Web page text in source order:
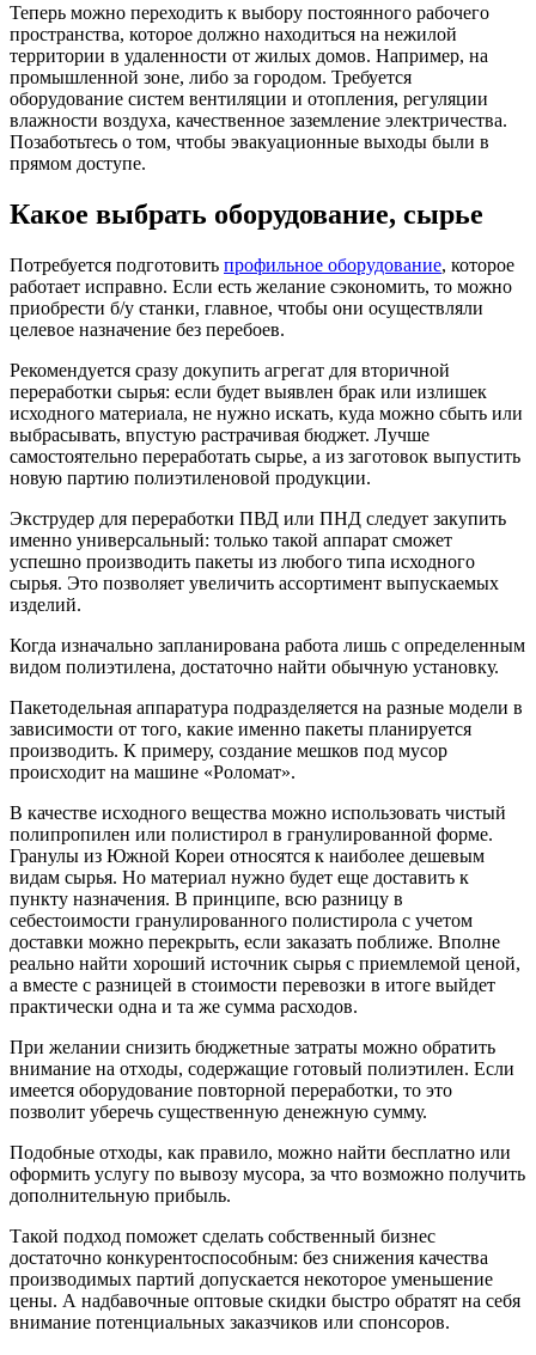
Теперь можно переходить к выбору постоянного рабочего
пространства, которое должно находиться на нежилой
территории в удаленности от жилых домов. Например, на
промышленной зоне, либо за городом. Требуется
оборудование систем вентиляции и отопления, регуляции
влажности воздуха, качественное заземление электричества.
Позаботьтесь о том, чтобы эвакуационные выходы были в
прямом доступе.
Какое выбрать оборудование, сырье
Потребуется подготовить профильное оборудование, которое
работает исправно. Если есть желание сэкономить, то можно
приобрести б/у станки, главное, чтобы они осуществляли
целевое назначение без перебоев.
Рекомендуется сразу докупить агрегат для вторичной
переработки сырья: если будет выявлен брак или излишек
исходного материала, не нужно искать, куда можно сбыть или
выбрасывать, впустую растрачивая бюджет. Лучше
самостоятельно переработать сырье, а из заготовок выпустить
новую партию полиэтиленовой продукции.
Экструдер для переработки ПВД или ПНД следует закупить
именно универсальный: только такой аппарат сможет
успешно производить пакеты из любого типа исходного
сырья. Это позволяет увеличить ассортимент выпускаемых
изделий.
Когда изначально запланирована работа лишь с определенным
видом полиэтилена, достаточно найти обычную установку.
Пакетодельная аппаратура подразделяется на разные модели в
зависимости от того, какие именно пакеты планируется
производить. К примеру, создание мешков под мусор
происходит на машине «Роломат».
В качестве исходного вещества можно использовать чистый
полипропилен или полистирол в гранулированной форме.
Гранулы из Южной Кореи относятся к наиболее дешевым
видам сырья. Но материал нужно будет еще доставить к
пункту назначения. В принципе, всю разницу в
себестоимости гранулированного полистирола с учетом
доставки можно перекрыть, если заказать поближе. Вполне
реально найти хороший источник сырья с приемлемой ценой,
а вместе с разницей в стоимости перевозки в итоге выйдет
практически одна и та же сумма расходов.
При желании снизить бюджетные затраты можно обратить
внимание на отходы, содержащие готовый полиэтилен. Если
имеется оборудование повторной переработки, то это
позволит уберечь существенную денежную сумму.
Подобные отходы, как правило, можно найти бесплатно или
оформить услугу по вывозу мусора, за что возможно получить
дополнительную прибыль.
Такой подход поможет сделать собственный бизнес
достаточно конкурентоспособным: без снижения качества
производимых партий допускается некоторое уменьшение
цены. А надбавочные оптовые скидки быстро обратят на себя
внимание потенциальных заказчиков или спонсоров.